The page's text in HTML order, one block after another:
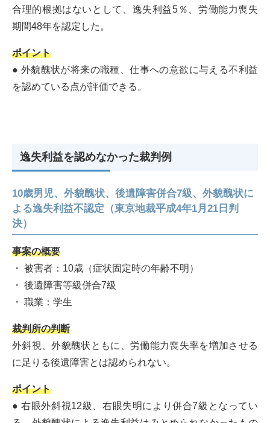
合理的根拠はないとして、逸失利益5％、労働能力喪失
期間48年を認定した。
ポイント
● 外貌醜状が将来の職種、仕事への意欲に与える不利益
を認めている点が評価できる。
逸失利益を認めなかった裁判例
10歳男児、外貌醜状、後遺障害併合7級、外貌醜状に
よる逸失利益不認定（東京地裁平成4年1月21日判
決）
事案の概要
・ 被害者：10歳（症状固定時の年齢不明）
・ 後遺障害等級併合7級
・ 職業：学生
裁判所の判断
外斜視、外貌醜状ともに、労働能力喪失率を増加させる
に足りる後遺障害とは認められない。
ポイント
● 右眼外斜視12級、右眼失明により併合7級となってい